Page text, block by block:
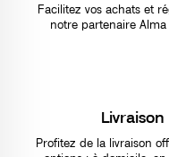
Facilitez vos achats et
notre partenaire
Profitez de la livraison